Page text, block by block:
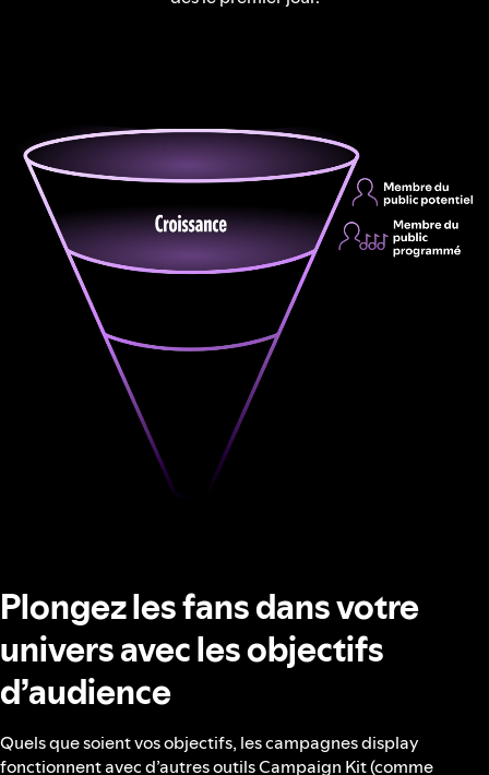
Plongez les fans dans votre
univers avec les objectifs
d’audience
Quels que soient vos objectifs, les campagnes display
fonctionnent avec d’autres outils Campaign Kit (comme